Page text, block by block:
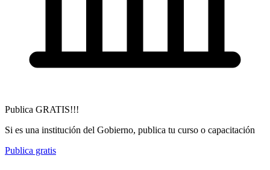
Publica GRATIS!!!
Si es una institución del Gobierno, publica tu curso o capacitación
Publica gratis